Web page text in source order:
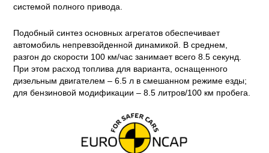
системой полного привода.
Подобный синтез основных агрегатов обеспечивает
автомобиль непревзойденной динамикой. В среднем,
разгон до скорости 100 км/час занимает всего 8.5 секунд.
При этом расход топлива для варианта, оснащенного
дизельным двигателем – 6.5 л в смешанном режиме езды;
для бензиновой модификации – 8.5 литров/100 км пробега.